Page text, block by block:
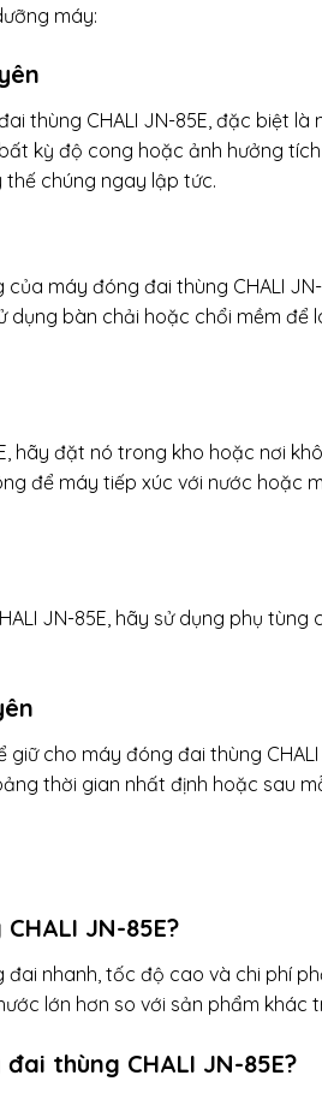
máy:
thùng CHALI JN-85E, đặc biệt là
kỳ độ cong hoặc ảnh hưởng
chúng ngay lập tức.
máy đóng đai thùng CHALI
bàn chải hoặc chổi mềm để
hãy đặt nó trong kho hoặc nơi
để máy tiếp xúc với nước hoặc
JN-85E, hãy sử dụng phụ tùng
cho máy đóng đai thùng
thời gian nhất định hoặc sau
JN-85E?
nhanh, tốc độ cao và chi phí
lớn hơn so với sản phẩm khác
thùng CHALI JN-85E?